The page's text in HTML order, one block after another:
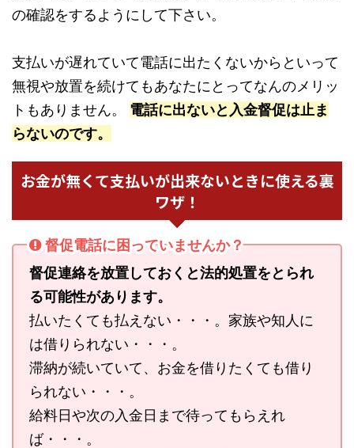
の確認をするようにして下さい。
支払いが遅れていて電話に出たくないからといって
無視や放置を続けてもあなたにとってなんのメリッ
トもありません。 電話に出ないと入金督促は止ま
らないのです。
お金が無くて支払いが出来ないときに使える裏
ワザ！
督促電話に困っていませんか？
督促連絡を放置しておくと法的処置をとられ
る可能性があります。
払いたくても払えない・・・。家族や知人に
は借りられない・・・。
滞納が続いていて、お金を借りたくても借り
られない・・・。
給料日や次の入金日まで待ってもらえれ
ば・・・。